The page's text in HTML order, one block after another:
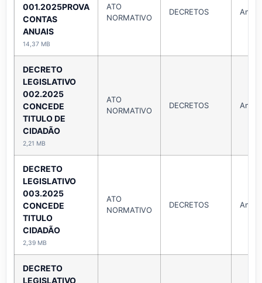
001.2025PROVA
CONTAS
ANUAIS
14,37 MB
ATO
NORMATIVO
DECRETOS Ano
DECRETO
LEGISLATIVO
002.2025
CONCEDE
TITULO DE
CIDADÃO
2,21 MB
ATO
NORMATIVO
DECRETOS Ano
DECRETO
LEGISLATIVO
003.2025
CONCEDE
TITULO
CIDADÃO
2,39 MB
ATO
NORMATIVO
DECRETOS Ano
DECRETO
LEGISLATIVO